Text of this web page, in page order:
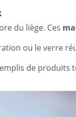
du liège. Ces
ou le verre
de produits